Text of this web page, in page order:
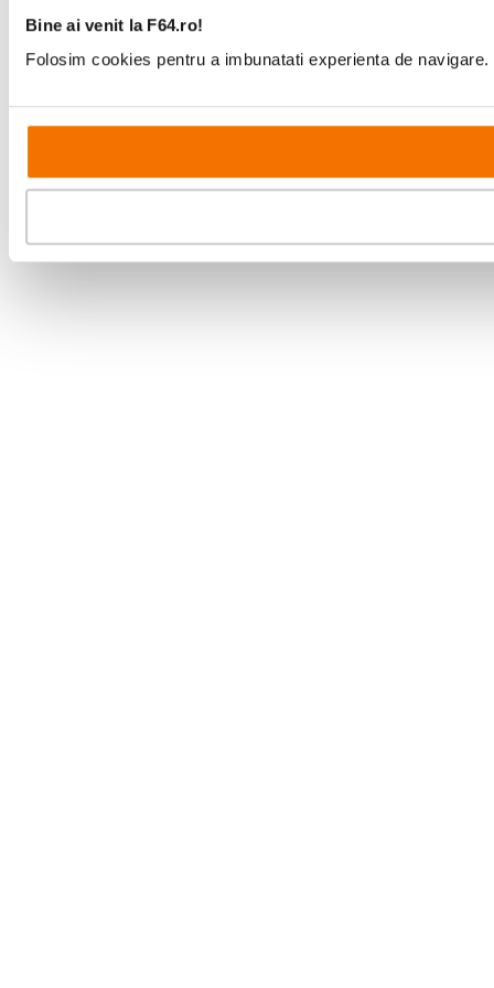
Bine ai venit la F64.ro!
Folosim cookies pentru a imbunatati experienta de